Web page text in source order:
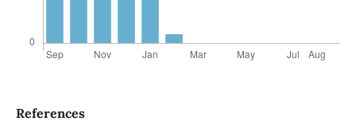
References